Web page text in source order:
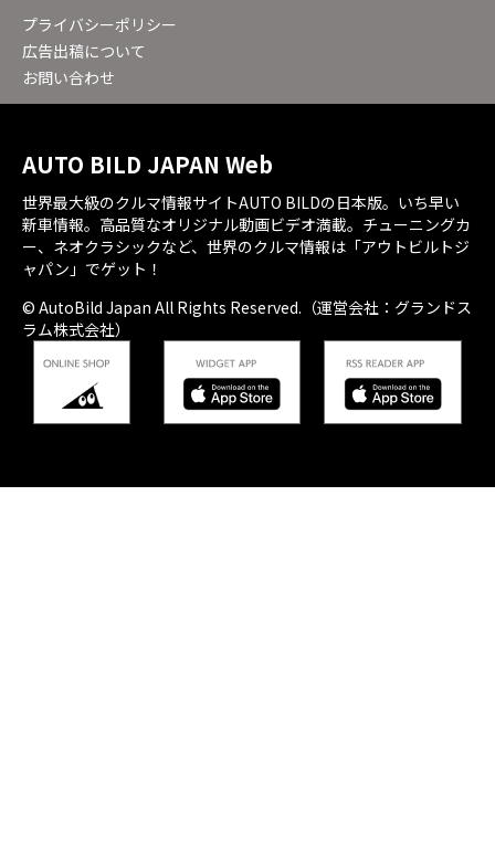
プライバシーポリシー
広告出稿について
お問い合わせ
AUTO BILD JAPAN Web
世界最大級のクルマ情報サイトAUTO BILDの日本版。いち早い
新車情報。高品質なオリジナル動画ビデオ満載。チューニングカ
ー、ネオクラシックなど、世界のクルマ情報は「アウトビルトジ
ャパン」でゲット！
© AutoBild Japan All Rights Reserved.（運営会社：グランドス
ラム株式会社）